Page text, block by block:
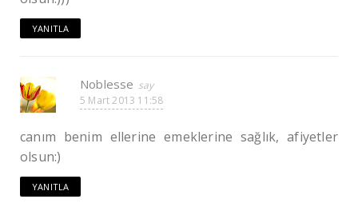
YANITLA
Noblesse
5 Mart 2013 11:58
canım benim ellerine emeklerine sağlık, afiyetler
olsun:)
YANITLA